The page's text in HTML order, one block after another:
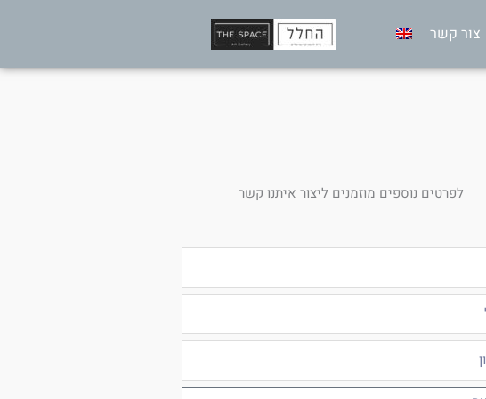
צור קשר
לפרטים נוספים מוזמנים ליצור איתנו קשר